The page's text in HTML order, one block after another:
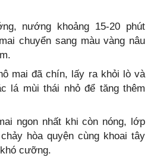
nướng khoảng 15-20 phút
chuyển sang màu vàng nâu
mai đã chín, lấy ra khỏi lò và
lá mùi thái nhỏ để tăng thêm
ngon nhất khi còn nóng, lớp
hòa quyện cùng khoai tây
cưỡng.